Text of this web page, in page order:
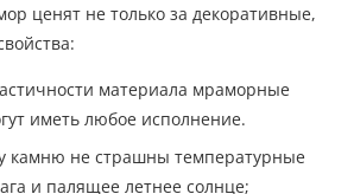
ценят не только за декоративные,
материала мраморные
иметь любое исполнение.
камню не страшны температурные
и палящее летнее солнце;